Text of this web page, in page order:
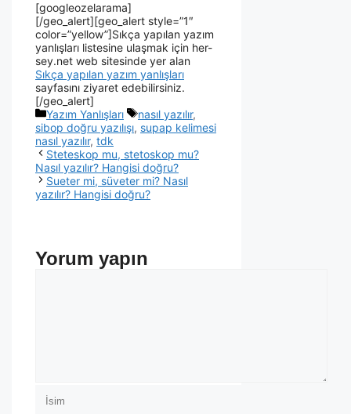
[googleozelarama]
[/geo_alert][geo_alert style=”1″
color=”yellow”]Sıkça yapılan yazım
yanlışları listesine ulaşmak için her-
sey.net web sitesinde yer alan
Sıkça yapılan yazım yanlışları
sayfasını ziyaret edebilirsiniz.
[/geo_alert]
Yazım Yanlışları
nasıl yazılır,
sibop doğru yazılışı, supap kelimesi
nasıl yazılır, tdk
Steteskop mu, stetoskop mu?
Nasıl yazılır? Hangisi doğru?
Sueter mi, süveter mi? Nasıl
yazılır? Hangisi doğru?
Yorum yapın